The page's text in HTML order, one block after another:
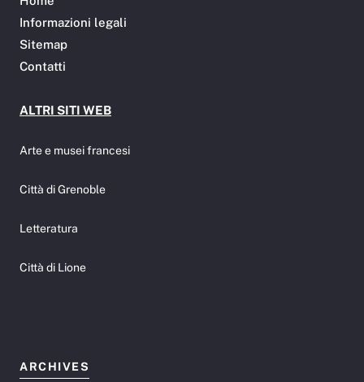
Informazioni legali
Sitemap
Contatti
ALTRI SITI WEB
Arte e musei francesi
Città di Grenoble
Letteratura
Città di Lione
ARCHIVES